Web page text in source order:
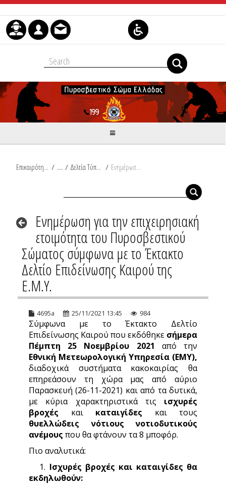
Μετάβαση στο περιεχόμενο
Επικαιρότητα / Δελτία Τύπου / Ενημέρωση για την επιχειρησιακή ετοιμότητα του Πυροσβεστικού Σώματος σύμφωνα με το Έκτακτο Δελτίο Επιδείνωσης Καιρού της Ε.Μ.Υ.
Ενημέρωση για την επιχειρησιακή
ετοιμότητα του Πυροσβεστικού
Σώματος σύμφωνα με το Έκτακτο
Δελτίο Επιδείνωσης Καιρού της
Ε.Μ.Υ.
4695a 25/11/2021 13:45 984
Σύμφωνα με το Έκτακτο Δελτίο
Επιδείνωσης Καιρού που εκδόθηκε σήμερα
Πέμπτη 25 Νοεμβρίου 2021 από την
Εθνική Μετεωρολογική Υπηρεσία (ΕΜΥ),
διαδοχικά συστήματα κακοκαιρίας θα
επηρεάσουν τη χώρα μας από αύριο
Παρασκευή (26-11-2021) και από τα δυτικά,
με κύρια χαρακτηριστικά τις ισχυρές
βροχές και καταιγίδες και τους
θυελλώδεις νότιους νοτιοδυτικούς
ανέμους που θα φτάνουν τα 8 μποφόρ.
Πιο αναλυτικά:
1. Ισχυρές βροχές και καταιγίδες θα
εκδηλωθούν: